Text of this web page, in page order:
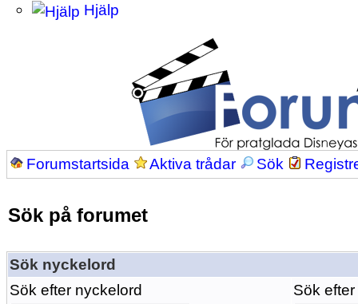
Hjälp
Forumstartsida Aktiva trådar Sök
Sök på forumet
Sök nyckelord
Sök efter nyckelord
Sök